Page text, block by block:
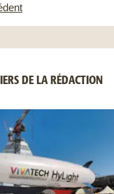
DE LA RÉDACTION